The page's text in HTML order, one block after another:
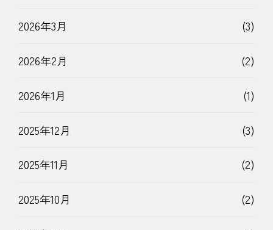
2026年3月 (3)
2026年2月 (2)
2026年1月 (1)
2025年12月 (3)
2025年11月 (2)
2025年10月 (2)